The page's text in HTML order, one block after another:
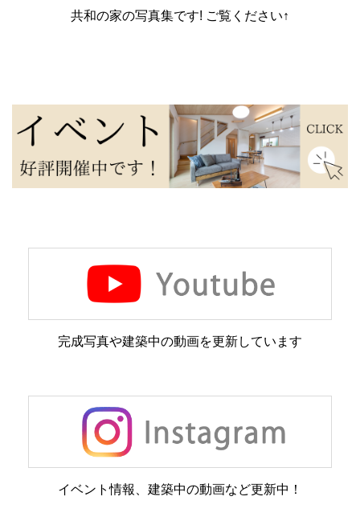
共和の家の写真集です! ご覧ください↑
完成写真や建築中の動画を更新しています
イベント情報、建築中の動画など更新中！